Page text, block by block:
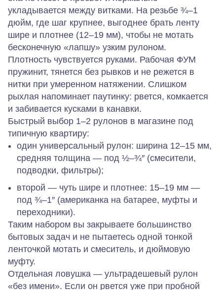
укладывается между витками. На резьбе ¾–1
дюйм, где шаг крупнее, выгоднее брать ленту
шире и плотнее (12–19 мм), чтобы не мотать
бесконечную «лапшу» узким рулоном.
Плотность чувствуется руками. Рабочая ФУМ
пружинит, тянется без рывков и не режется в
нитки при умеренном натяжении. Слишком
рыхлая напоминает паутинку: рвется, комкается
и забивается кусками в канавки.
Быстрый выбор 1–2 рулонов в магазине под
типичную квартиру:
один универсальный рулон: ширина 12–15 мм,
средняя толщина — под ½–¾″ (смесители,
подводки, фильтры);
второй — чуть шире и плотнее: 15–19 мм —
под ¾–1″ (американка на батарее, муфты и
переходники).
Таким набором вы закрываете большинство
бытовых задач и не пытаетесь одной тонкой
ленточкой мотать и смеситель, и дюймовую
муфту.
Отдельная ловушка — ультрадешевый рулон
«без имени». Если он рвется уже при пробной